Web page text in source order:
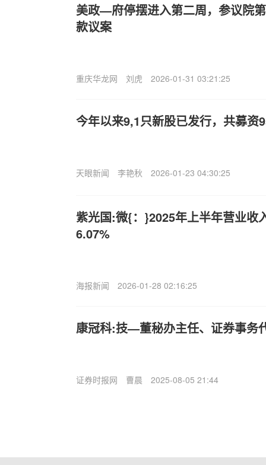
美政—府停摆进入第二周，参议院
款议案
重庆华龙网 刘虎 2026-01-31 03:21:25
今年以来9,1只新股已发行，共募资
天眼新闻 李艳秋 2026-01-23 04:30:25
紫光国:微{：}2025年上半年营业收
6.07%
海报新闻 2026-01-28 02:16:25
康冠科:技—董秘办主任、证券事务
证券时报网 曹晨 2025-08-05 21:44